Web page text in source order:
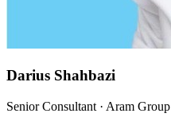
Darius Shahbazi
Senior Consultant · Aram Group